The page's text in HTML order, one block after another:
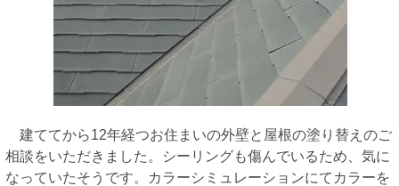
建ててから12年経つお住まいの外壁と屋根の塗り替えのご
相談をいただきました。シーリングも傷んでいるため、気に
なっていたそうです。カラーシミュレーションにてカラーを